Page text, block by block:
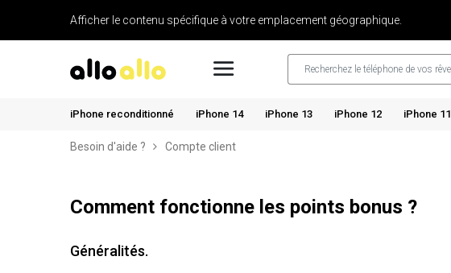
Afficher le contenu spécifique à votre emplacement géographique.
iPhone reconditionné iPhone 14 iPhone 13 iPhone 12 iPhone 11
Besoin d'aide ? Compte client
Comment fonctionne les points bonus ?
Généralités.